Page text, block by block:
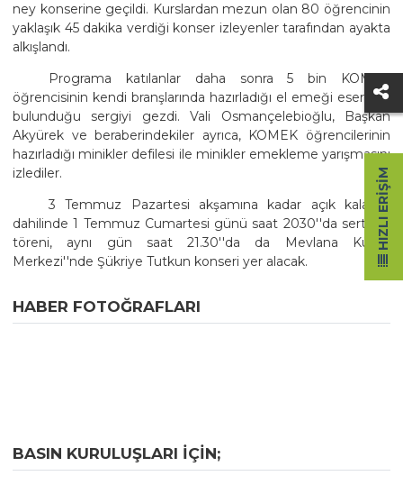
ney konserine geçildi. Kurslardan mezun olan 80 öğrencinin
yaklaşık 45 dakika verdiği konser izleyenler tarafından ayakta
alkışlandı.
Programa katılanlar daha sonra 5 bin KOMEK
öğrencisinin kendi branşlarında hazırladığı el emeği eserlerin
bulunduğu sergiyi gezdi. Vali Osmançelebioğlu, Başkan
Akyürek ve beraberindekiler ayrıca, KOMEK öğrencilerinin
hazırladığı minikler defilesi ile minikler emekleme yarışmasını
izlediler.
3 Temmuz Pazartesi akşamına kadar açık kalacak
dahilinde 1 Temmuz Cumartesi günü saat 2030''da sertifika
töreni, aynı gün saat 21.30''da da Mevlana Kültür
Merkezi''nde Şükriye Tutkun konseri yer alacak.
HABER FOTOĞRAFLARI
BASIN KURULUŞLARI IÇIN;
HIZLI ERIŞIM